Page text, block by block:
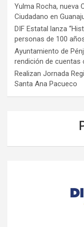
Yulma Rocha, nueva
Ciudadano en
DIF Estatal lanza
personas de 100
Ayuntamiento de
rendición de cuentas
Realizan Jornada
Santa Ana Pacueco